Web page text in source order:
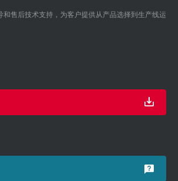
和售后技术支持，为客户提供从产品选择到生产线运